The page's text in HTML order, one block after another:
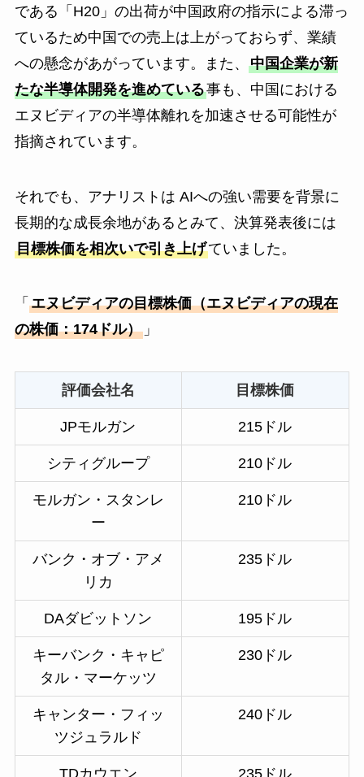
である「H20」の出荷が中国政府の指示による滞っ
ているため中国での売上は上がっておらず、業績
への懸念があがっています。また、 中国企業が新
たな半導体開発を進めている事も、中国における
エヌビディアの半導体離れを加速させる可能性が
指摘されています。
それでも、アナリストは AIへの強い需要を背景に
長期的な成長余地があるとみて、決算発表後には
目標株価を相次いで引き上げていました。
「 エヌビディアの目標株価（エヌビディアの現在
の株価：174ドル）」
評価会社名 目標株価
JPモルガン 215ドル
シティグループ 210ドル
モルガン・スタンレ
ー
210ドル
バンク・オブ・アメ
リカ
235ドル
DAダビットソン 195ドル
キーバンク・キャピ
タル・マーケッツ
230ドル
キャンター・フィッ
ツジュラルド
240ドル